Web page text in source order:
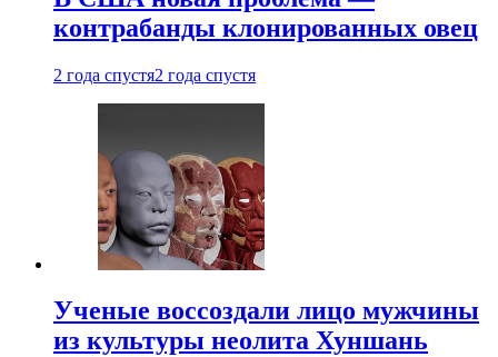
контрабанды клонированных овец
2 года спустя2 года спустя
Ученые воссоздали лицо мужчины
из культуры неолита Хуншань